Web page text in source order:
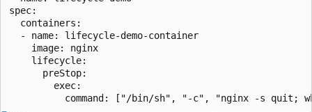
spec:
  containers:
  - name: lifecycle-demo-container
    image: nginx
    lifecycle:
      preStop:
        exec: